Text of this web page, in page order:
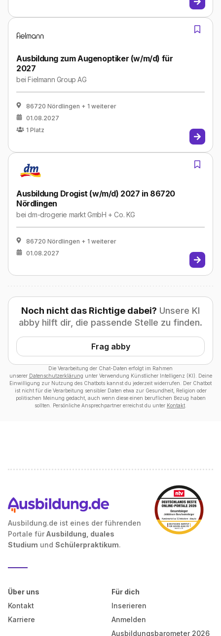
Ausbildung zum Augenoptiker (w/m/d) für
2027
beiFielmann Group AG
86720 Nördlingen + 1 weiterer
01.08.2027
1 Platz
Ausbildung Drogist (w/m/d) 2027 in 86720
Nördlingen
beidm-drogerie markt GmbH + Co. KG
86720 Nördlingen + 1 weiterer
01.08.2027
Noch nicht das Richtige dabei? Unsere KI
abby hilft dir, die passende Stelle zu finden.
Frag abby
Die Verarbeitung der Chat-Daten erfolgt im Rahmen
unserer Datenschutzerklärung unter Verwendung Künstlicher Intelligenz (KI). Deine
Einwilligung zur Nutzung des Chatbots kannst du jederzeit widerrufen. Der Chatbot
ist nicht für die Verarbeitung sensibler Daten etwa zur Gesundheit, Religion oder
politischen Meinung gedacht, auch wenn diese einen beruflichen Bezug haben
sollten. Persönliche Ansprechpartner erreichst du unter Kontakt
Ausbildung.de ist eines der führenden
Portale für Ausbildung, duales
Studium und Schülerpraktikum.
Über uns
Kontakt
Karriere
Für dich
Inserieren
Anmelden
Ausbildungsbarometer 2026